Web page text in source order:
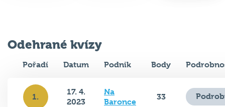
Odehrané kvízy
Pořadí Datum Podnik Body
1.
17. 4.
2023
Na
Baronce
33